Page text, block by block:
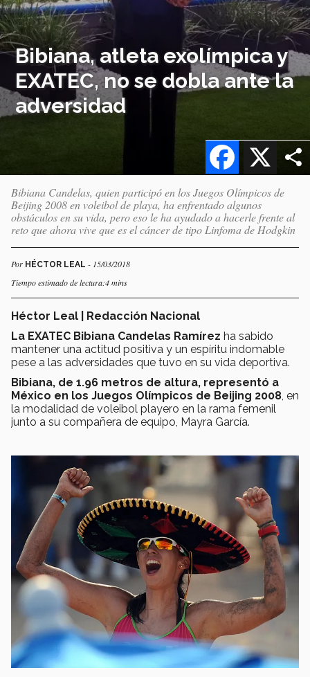
Bibiana, atleta exolímpica y
EXATEC, no se dobla ante la
adversidad
X
Facebook
Bibiana Candelas, quien participó en los Juegos Olímpicos de
Beijing 2008 en voleibol de playa, ha enfrentado algunos
obstáculos en su vida, pero eso le ha ayudado a hacerle frente al
reto que ahora vive que es el cáncer de tipo Linfoma de Hodgkin
Por HÉCTOR LEAL - 15/03/2018
Tiempo estimado de lectura:4 mins
Héctor Leal | Redacción Nacional
La EXATEC Bibiana Candelas Ramírez ha sabido
mantener una actitud positiva y un espíritu indomable
pese a las adversidades que tuvo en su vida deportiva.
Bibiana, de 1.96 metros de altura, representó a
México en los Juegos Olímpicos de Beijing 2008 , en
la modalidad de voleibol playero en la rama femenil
junto a su compañera de equipo, Mayra García.